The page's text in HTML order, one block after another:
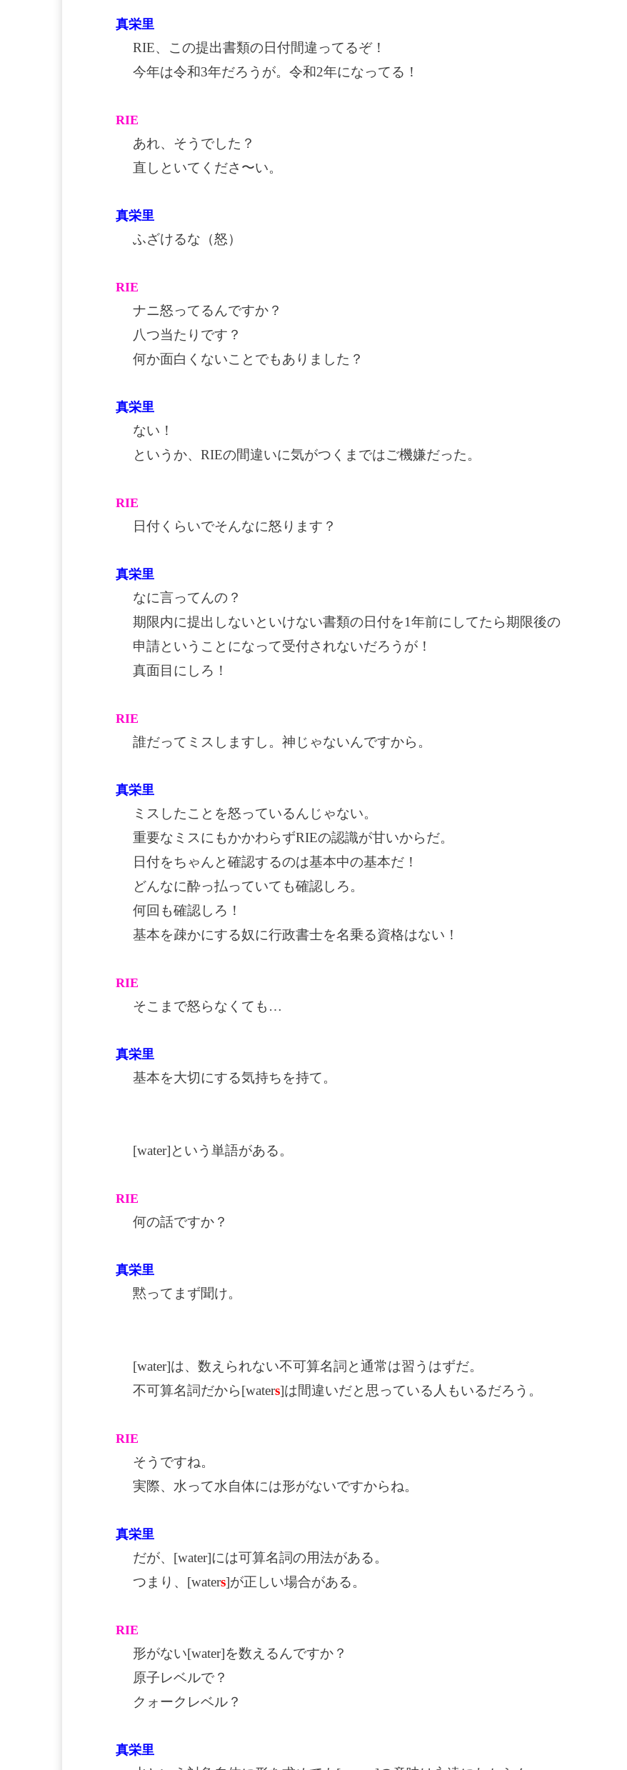
真栄里
RIE、この提出書類の日付間違ってるぞ！
今年は令和3年だろうが。令和2年になってる！
RIE
あれ、そうでした？
直しといてくださ〜い。
真栄里
ふざけるな（怒）
RIE
ナニ怒ってるんですか？
八つ当たりです？
何か面白くないことでもありました？
真栄里
ない！
というか、RIEの間違いに気がつくまではご機嫌だった。
RIE
日付くらいでそんなに怒ります？
真栄里
なに言ってんの？
期限内に提出しないといけない書類の日付を1年前にしてたら期限後の
申請ということになって受付されないだろうが！
真面目にしろ！
RIE
誰だってミスしますし。神じゃないんですから。
真栄里
ミスしたことを怒っているんじゃない。
重要なミスにもかかわらずRIEの認識が甘いからだ。
日付をちゃんと確認するのは基本中の基本だ！
どんなに酔っ払っていても確認しろ。
何回も確認しろ！
基本を疎かにする奴に行政書士を名乗る資格はない！
RIE
そこまで怒らなくても…
真栄里
基本を大切にする気持ちを持て。
[water]という単語がある。
RIE
何の話ですか？
真栄里
黙ってまず聞け。
[water]は、数えられない不可算名詞と通常は習うはずだ。
不可算名詞だから[waters]は間違いだと思っている人もいるだろう。
RIE
そうですね。
実際、水って水自体には形がないですからね。
真栄里
だが、[water]には可算名詞の用法がある。
つまり、[waters]が正しい場合がある。
RIE
形がない[water]を数えるんですか？
原子レベルで？
クォークレベル？
真栄里